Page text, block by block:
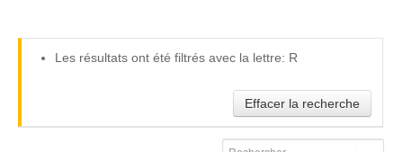
NOS LIENS
Wataru Ohashi
Les résultats ont été filtrés avec la lettre: R
Effacer la recherche